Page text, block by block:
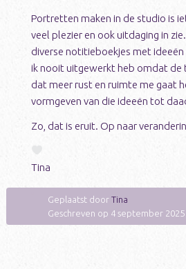
Portretten maken in de studio is
veel plezier en ook uitdaging in
diverse notitieboekjes met
ik nooit uitgewerkt heb omdat de
dat meer rust en ruimte me gaat
vormgeven van die ideeën tot
Zo, dat is eruit. Op naar
Tina
Geplaatst door Tina
Geschreven op 4 september 2025